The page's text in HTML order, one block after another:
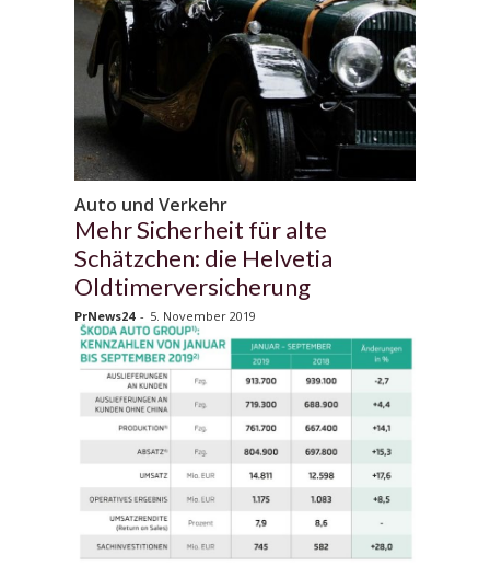
Auto und Verkehr
Mehr Sicherheit für alte
Schätzchen: die Helvetia
Oldtimerversicherung
PrNews24 - 5. November 2019